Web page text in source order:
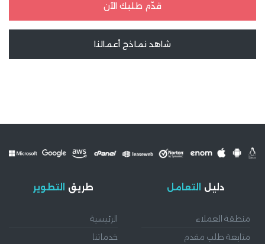
قدّم طلبك الآن
شاهد نماذج أعمالنا
طريق التطوير
الرئيسية
خدماتنا
دليل التعامل
منطقة العملاء
متابعة طلب مقدم